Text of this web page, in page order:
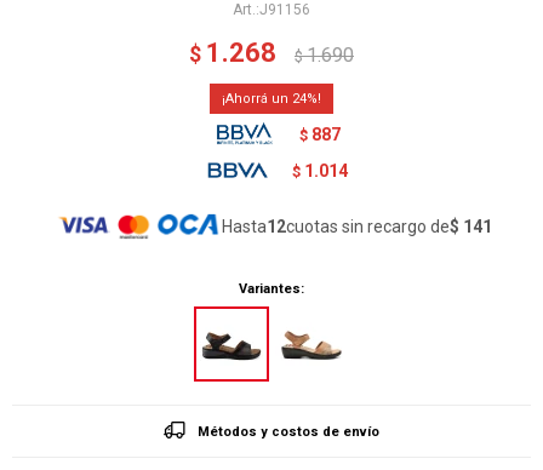
J91156
$ 1.268 $ 1.690
24
$ 887
$ 1.014
Hasta12cuotas sin recargo de$ 141
Variantes:
Métodos y costos de envío